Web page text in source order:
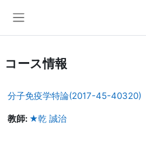
コース情報
分子免疫学特論(2017-45-40320)
教師: ★乾 誠治